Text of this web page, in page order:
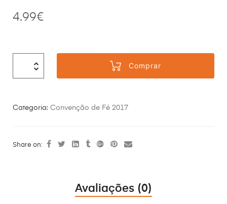
4.99€
Comprar
Categoria: Convenção de Fé 2017
Share on:
Avaliações (0)